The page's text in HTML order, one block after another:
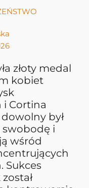
złoty medal
kobiet
Cortina
był
swobodę i
wśród
Sukces